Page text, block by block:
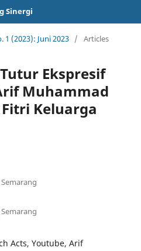
Sinergi
1 (2023): Juni 2023 / Articles
Ekspresif
Muhammad
Keluarga
Acts, Youtube, Arif